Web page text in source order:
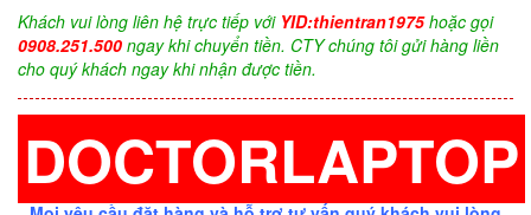
Khách vui lòng liên hệ trực tiếp với YID:thientran1975hoặc gọi
0908.251.500 ngay khi chuyển tiền. CTY chúng tôi gửi hàng liền
cho quý khách ngay khi nhận được tiền.
DOCTORLAPTOP